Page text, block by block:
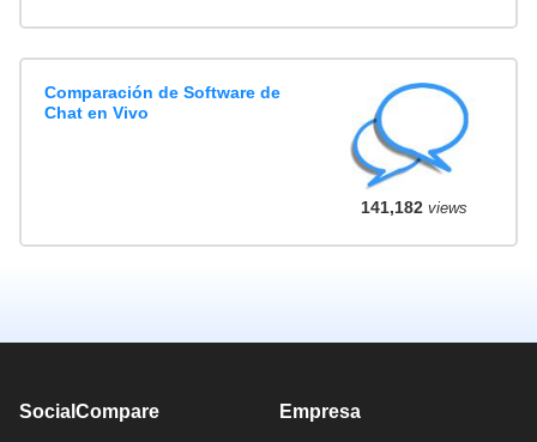
Comparación de Software de
Chat en Vivo
141,182views
SocialCompare Empresa